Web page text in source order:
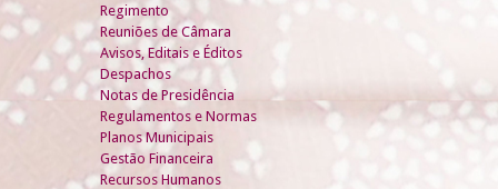
Regimento
Reuniões de Câmara
Avisos, Editais e Éditos
Despachos
Notas de Presidência
Regulamentos e Normas
Planos Municipais
Gestão Financeira
Recursos Humanos